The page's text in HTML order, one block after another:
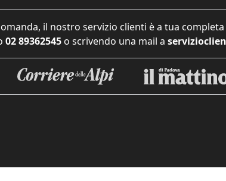
il nostro servizio clienti è a tua
02 89362545 o scrivendo una mail a